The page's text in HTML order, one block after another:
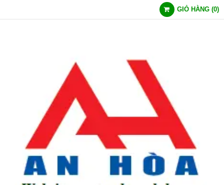
GIỎ HÀNG (0)